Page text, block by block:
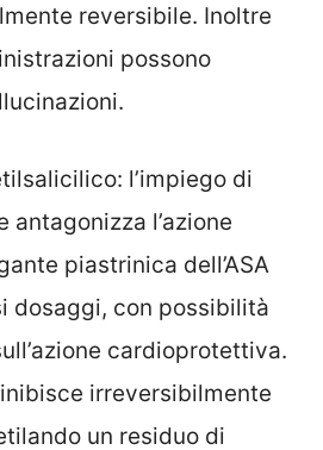
reversibile. Inoltre
possono
l’impiego di
antagonizza l’azione
piastrinica dell’ASA
dosaggi, con possibilità
cardioprotettiva.
inibisce irreversibilmente
un residuo di